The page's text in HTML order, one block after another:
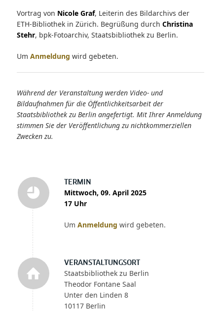
TERMIN
Mittwoch, 09. April 2025
17 Uhr
Um Anmeldung wird gebeten.
VERANSTALTUNGSORT
Staatsbibliothek zu Berlin
Theodor Fontane Saal
Unter den Linden 8
10117 Berlin
Vortrag von Nicole Graf, Leiterin des Bildarchivs der
ETH-Bibliothek in Zürich. Begrüßung durch Christina
Stehr, bpk-Fotoarchiv, Staatsbibliothek zu Berlin.
Um Anmeldung wird gebeten.
Während der Veranstaltung werden Video- und
Bildaufnahmen für die Öffentlichkeitsarbeit der
Staatsbibliothek zu Berlin angefertigt. Mit Ihrer Anmeldung
stimmen Sie der Veröffentlichung zu nichtkommerziellen
Zwecken zu.